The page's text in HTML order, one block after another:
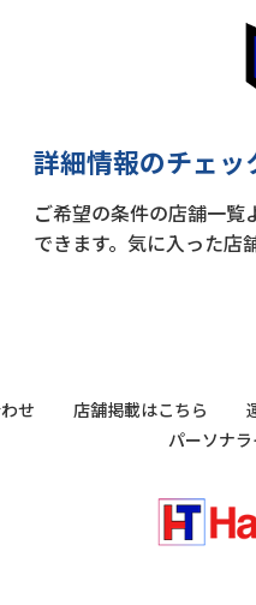
詳細情報のチェッ
ご希望の条件の店舗一覧
できます。気に入った店
せ 店舗掲載はこちら
パーソナ